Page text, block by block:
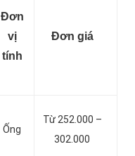
Đơn
vị
tính
Đơn giá
Ống
Từ 252.000 –
302.000